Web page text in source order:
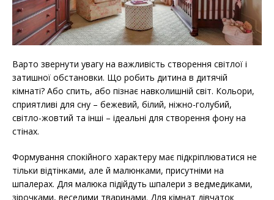
Варто звернути увагу на важливість створення світлої і
затишної обстановки. Що робить дитина в дитячій
кімнаті? Або спить, або пізнає навколишній світ. Кольори,
сприятливі для сну – бежевий, білий, ніжно-голубий,
світло-жовтий та інші – ідеальні для створення фону на
стінах.
Формування спокійного характеру має підкріплюватися не
тільки відтінками, але й малюнками, присутніми на
шпалерах. Для малюка підійдуть шпалери з ведмедиками,
зірочками, веселими тваринами. Для кімнат дівчаток